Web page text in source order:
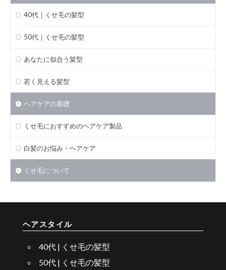
40代｜くせ毛の髪型
50代｜くせ毛の髪型
あなたに似合う髪型
若く見える髪型
ヘアケアの基礎
くせ毛におすすめのヘアケア製品
白髪のお悩み・ヘアケア
くせ毛について
ヘアスタイル
40代 | くせ毛の髪型
50代 | くせ毛の髪型